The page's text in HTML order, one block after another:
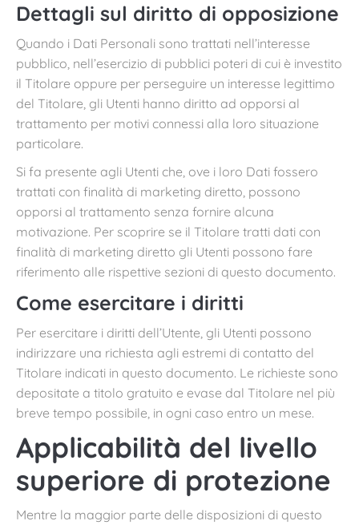
Dettagli sul diritto di opposizione
Quando i Dati Personali sono trattati nell’interesse
pubblico, nell’esercizio di pubblici poteri di cui è investito
il Titolare oppure per perseguire un interesse legittimo
del Titolare, gli Utenti hanno diritto ad opporsi al
trattamento per motivi connessi alla loro situazione
particolare.
Si fa presente agli Utenti che, ove i loro Dati fossero
trattati con finalità di marketing diretto, possono
opporsi al trattamento senza fornire alcuna
motivazione. Per scoprire se il Titolare tratti dati con
finalità di marketing diretto gli Utenti possono fare
riferimento alle rispettive sezioni di questo documento.
Come esercitare i diritti
Per esercitare i diritti dell’Utente, gli Utenti possono
indirizzare una richiesta agli estremi di contatto del
Titolare indicati in questo documento. Le richieste sono
depositate a titolo gratuito e evase dal Titolare nel più
breve tempo possibile, in ogni caso entro un mese.
Applicabilità del livello
superiore di protezione
Mentre la maggior parte delle disposizioni di questo